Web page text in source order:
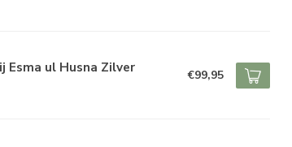
Esma ul Husna Zilver €99,95